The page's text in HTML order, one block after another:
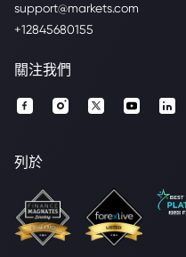
support@markets.com
+12845680155
關注我們
列於